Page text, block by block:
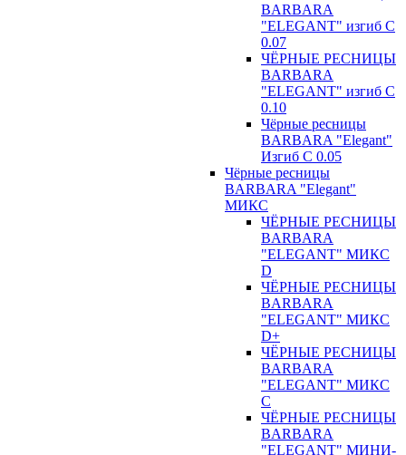
BARBARA
"ELEGANT" изгиб С
0.07
ЧЁРНЫЕ РЕСНИЦЫ
BARBARA
"ELEGANT" изгиб С
0.10
Чёрные ресницы
BARBARA "Elegant"
Изгиб С 0.05
Чёрные ресницы
BARBARA "Elegant"
МИКС
ЧЁРНЫЕ РЕСНИЦЫ
BARBARA
"ELEGANT" МИКС
D
ЧЁРНЫЕ РЕСНИЦЫ
BARBARA
"ELEGANT" МИКС
D+
ЧЁРНЫЕ РЕСНИЦЫ
BARBARA
"ELEGANT" МИКС
С
ЧЁРНЫЕ РЕСНИЦЫ
BARBARA
"ELEGANT" МИНИ-